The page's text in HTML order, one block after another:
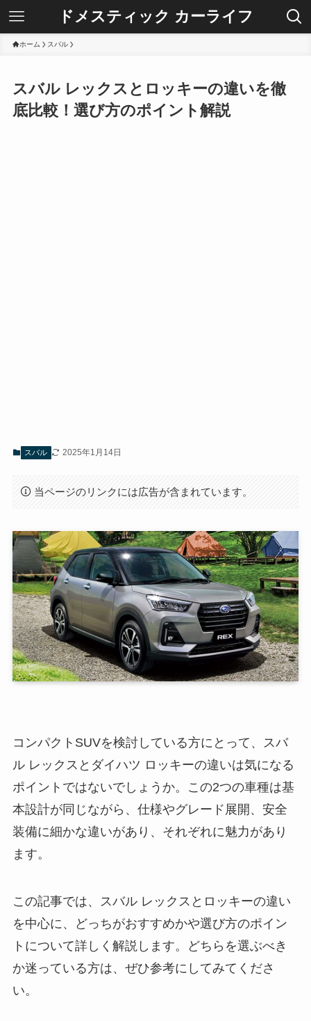
ドメスティック カーライフ
ホーム スバル
スバル レックスとロッキーの違いを徹
底比較！選び方のポイント解説
スバル 2025年1月14日
当ページのリンクには広告が含まれています。
コンパクトSUVを検討している方にとって、スバ
ル レックスとダイハツ ロッキーの違いは気になる
ポイントではないでしょうか。この2つの車種は基
本設計が同じながら、仕様やグレード展開、安全
装備に細かな違いがあり、それぞれに魅力があり
ます。
この記事では、スバル レックスとロッキーの違い
を中心に、どっちがおすすめかや選び方のポイン
トについて詳しく解説します。どちらを選ぶべき
か迷っている方は、ぜひ参考にしてみてくださ
い。